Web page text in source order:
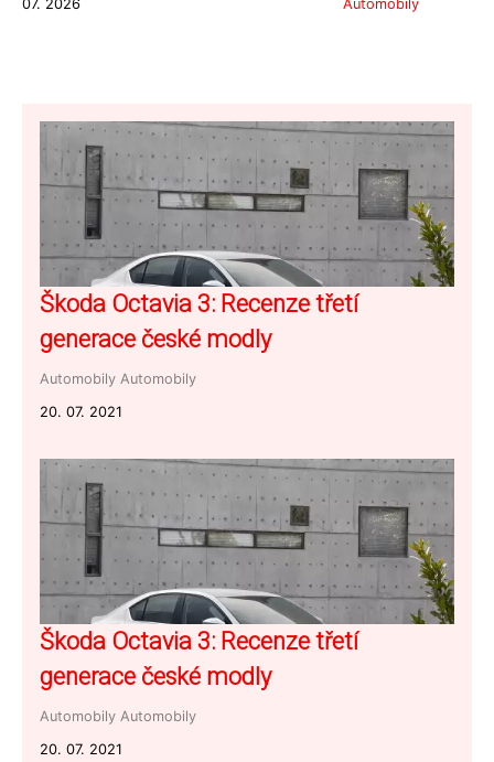
07. 2026 Automobily
Škoda Octavia 3: Recenze třetí
generace české modly
Automobily Automobily
20. 07. 2021
Škoda Octavia 3: Recenze třetí
generace české modly
Automobily Automobily
20. 07. 2021